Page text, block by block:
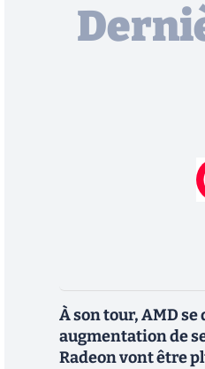
À son tour, AMD
augmentation de
Radeon vont être